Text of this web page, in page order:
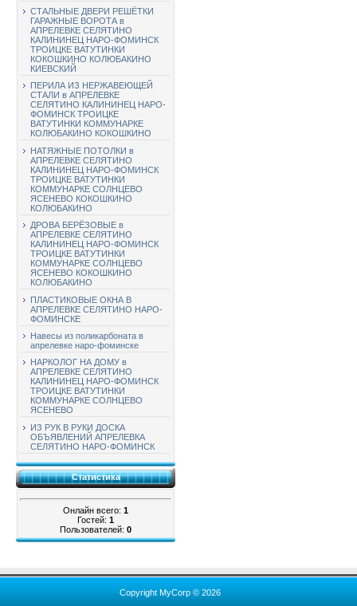
СТАЛЬНЫЕ ДВЕРИ РЕШЁТКИ
ГАРАЖНЫЕ ВОРОТА в
АПРЕЛЕВКЕ СЕЛЯТИНО
КАЛИНИНЕЦ НАРО-ФОМИНСК
ТРОИЦКЕ ВАТУТИНКИ
КОКОШКИНО КОЛЮБАКИНО
КИЕВСКИЙ
ПЕРИЛА ИЗ НЕРЖАВЕЮЩЕЙ
СТАЛИ в АПРЕЛЕВКЕ
СЕЛЯТИНО КАЛИНИНЕЦ НАРО-
ФОМИНСК ТРОИЦКЕ
ВАТУТИНКИ КОММУНАРКЕ
КОЛЮБАКИНО КОКОШКИНО
НАТЯЖНЫЕ ПОТОЛКИ в
АПРЕЛЕВКЕ СЕЛЯТИНО
КАЛИНИНЕЦ НАРО-ФОМИНСК
ТРОИЦКЕ ВАТУТИНКИ
КОММУНАРКЕ СОЛНЦЕВО
ЯСЕНЕВО КОКОШКИНО
КОЛЮБАКИНО
ДРОВА БЕРЁЗОВЫЕ в
АПРЕЛЕВКЕ СЕЛЯТИНО
КАЛИНИНЕЦ НАРО-ФОМИНСК
ТРОИЦКЕ ВАТУТИНКИ
КОММУНАРКЕ СОЛНЦЕВО
ЯСЕНЕВО КОКОШКИНО
КОЛЮБАКИНО
ПЛАСТИКОВЫЕ ОКНА В
АПРЕЛЕВКЕ СЕЛЯТИНО НАРО-
ФОМИНСКЕ
Навесы из поликарбоната в
апрелевке наро-фоминске
НАРКОЛОГ НА ДОМУ в
АПРЕЛЕВКЕ СЕЛЯТИНО
КАЛИНИНЕЦ НАРО-ФОМИНСК
ТРОИЦКЕ ВАТУТИНКИ
КОММУНАРКЕ СОЛНЦЕВО
ЯСЕНЕВО
ИЗ РУК В РУКИ ДОСКА
ОБЪЯВЛЕНИЙ АПРЕЛЕВКА
СЕЛЯТИНО НАРО-ФОМИНСК
Статистика
Онлайн всего: 1
Гостей: 1
Пользователей: 0
Copyright MyCorp © 2026